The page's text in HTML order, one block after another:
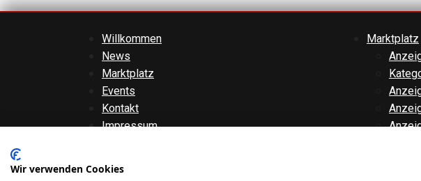
Willkommen
News
Marktplatz
Events
Kontakt
Impressum
Marktplatz
Wir verwenden Cookies